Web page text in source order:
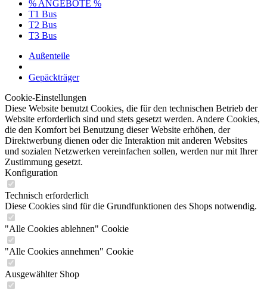
% ANGEBOTE %
T1 Bus
T2 Bus
T3 Bus
Außenteile
Gepäckträger
Cookie-Einstellungen
Diese Website benutzt Cookies, die für den technischen Betrieb der
Website erforderlich sind und stets gesetzt werden. Andere Cookies,
die den Komfort bei Benutzung dieser Website erhöhen, der
Direktwerbung dienen oder die Interaktion mit anderen Websites
und sozialen Netzwerken vereinfachen sollen, werden nur mit Ihrer
Zustimmung gesetzt.
Konfiguration
Technisch erforderlich
Diese Cookies sind für die Grundfunktionen des Shops notwendig.
"Alle Cookies ablehnen" Cookie
"Alle Cookies annehmen" Cookie
Ausgewählter Shop